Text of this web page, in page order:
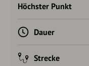
Höchster Punkt
Dauer
Strecke